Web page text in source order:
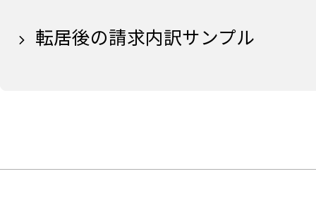
転居後の請求内訳サンプル